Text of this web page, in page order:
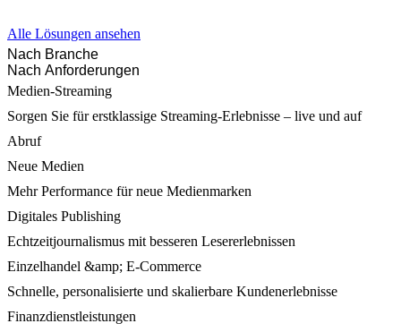
Alle Lösungen ansehen
Nach Branche
Nach Anforderungen
Medien-Streaming
Sorgen Sie für erstklassige Streaming-Erlebnisse – live und auf
Abruf
Neue Medien
Mehr Performance für neue Medienmarken
Digitales Publishing
Echtzeitjournalismus mit besseren Lesererlebnissen
Einzelhandel &amp; E-Commerce
Schnelle, personalisierte und skalierbare Kundenerlebnisse
Finanzdienstleistungen